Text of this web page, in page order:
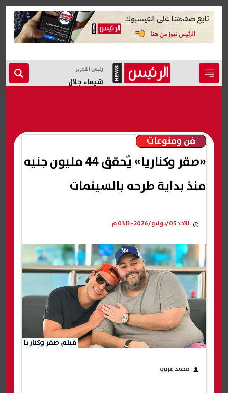
رئيس التحرير
شيماء جلال
فن ومنوعات
«صقر وكناريا» يٌحقق 44 مليون جنيه
منذ بداية طرحه بالسينمات
الأحد 05/يوليو/2026 - 01:13 م
فيلم صقر وكناريا
محمد عربي